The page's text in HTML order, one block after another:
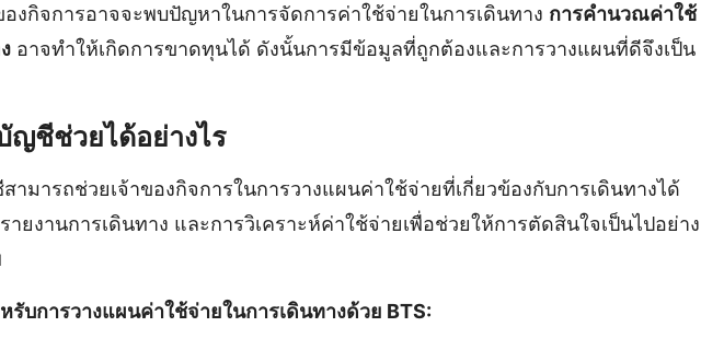
องกิจการอาจจะพบปัญหาในการจัดการค่าใช้จ่ายในการเดินทาง การคำนวณค่าใช้
อาจทำให้เกิดการขาดทุนได้ ดังนั้นการมีข้อมูลที่ถูกต้องและการวางแผนที่ดีจึงเป็น
ญชีช่วยได้อย่างไร
ามารถช่วยเจ้าของกิจการในการวางแผนค่าใช้จ่ายที่เกี่ยวข้องกับการเดินทางได้
ยงานการเดินทาง และการวิเคราะห์ค่าใช้จ่ายเพื่อช่วยให้การตัดสินใจเป็นไปอย่าง
รับการวางแผนค่าใช้จ่ายในการเดินทางด้วย BTS: